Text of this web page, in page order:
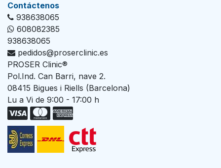
Con​tác​tenos
938638065
608082385
938638065
pedidos@proserclinic.es
PROSER Clinic®
Pol.Ind. Can Barri, nave 2.
08415 Bigues i Riells (Barcelona)
Lu a Vi de 9:00 - 17:00 h